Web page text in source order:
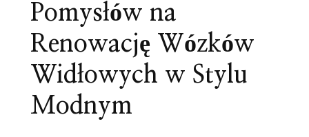
Pomysłów na
Renowację Wózków
Widłowych w Stylu
Modnym